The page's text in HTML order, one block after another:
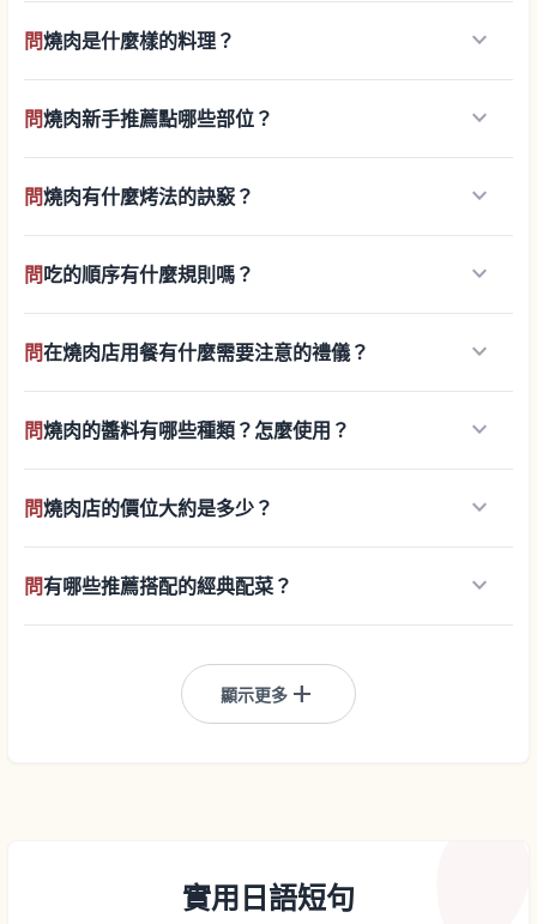
問燒肉是什麼樣的料理？ keyboard_arrow_down
問燒肉新手推薦點哪些部位？ keyboard_arrow_down
問燒肉有什麼烤法的訣竅？ keyboard_arrow_down
問吃的順序有什麼規則嗎？ keyboard_arrow_down
問在燒肉店用餐有什麼需要注意的禮儀？ keyboard_arrow_down
問燒肉的醬料有哪些種類？怎麼使用？ keyboard_arrow_down
問燒肉店的價位大約是多少？ keyboard_arrow_down
問有哪些推薦搭配的經典配菜？ keyboard_arrow_down
顯示更多 add
實用日語短句